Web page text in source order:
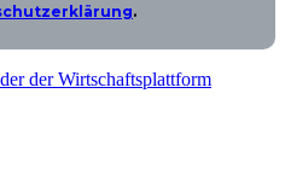
.
der Wirtschaftsplattform